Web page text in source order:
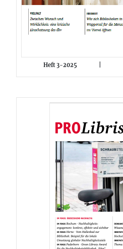
Heft 3-2025